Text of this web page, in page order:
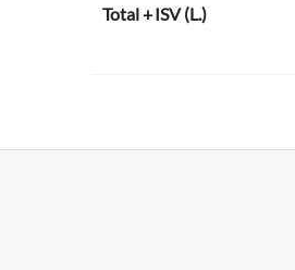
Total + ISV(L.)